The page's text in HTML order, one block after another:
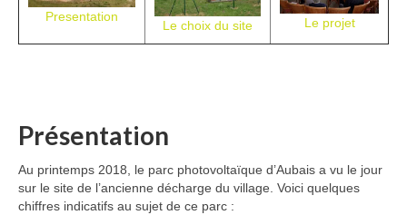
Adhérer
PROJETS
Les lettres aux sociétaires
Presentation
Le choix du site Le projet
Présentation
Au printemps 2018, le parc photovoltaïque d’Aubais a vu le jour
sur le site de l’ancienne décharge du village. Voici quelques
chiffres indicatifs au sujet de ce parc :